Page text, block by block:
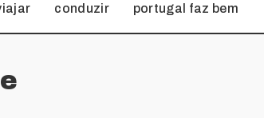
conduzir portugal faz bem